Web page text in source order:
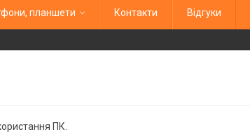
планшети Контакти Відгуки
ПК.